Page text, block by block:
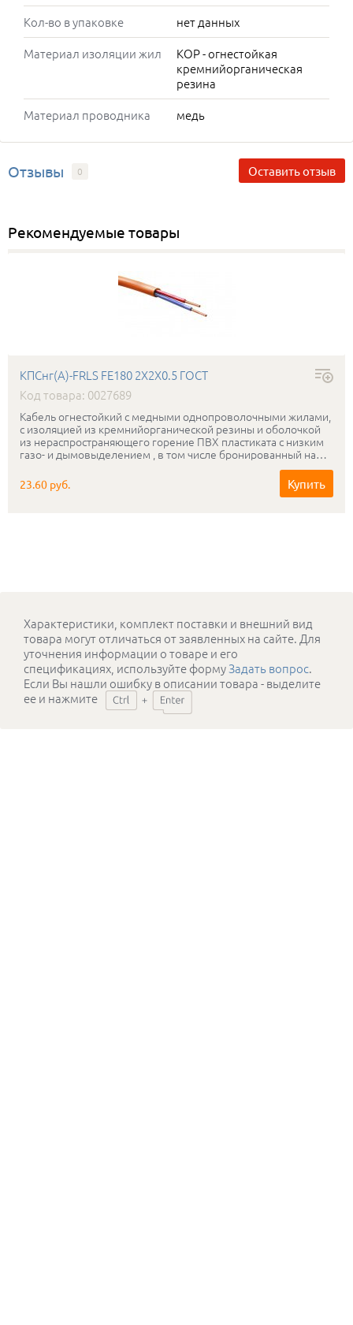
Кол-во в упаковке
нет данных
Материал изоляции жил
КОР - огнестойкая
кремнийорганическая
резина
Материал проводника
медь
Отзывы 0 Оставить отзыв
Рекомендуемые товары
КПСнг(А)-FRLS FE180 2Х2Х0.5 ГОСТ
Код товара: 0027689
Кабель огнестойкий с медными однопроволочными жилами,
с изоляцией из кремнийорганической резины и оболочкой
из нераспространяющего горение ПВХ пластиката с низким
газо- и дымовыделением , в том числе бронированный на
работоспособность в условиях открытого пламени в течении
180мин.
23.60 руб. Купить
Характеристики, комплект поставки и внешний вид
товара могут отличаться от заявленных на сайте. Для
уточнения информации о товаре и его
спецификациях, используйте формуЗадать вопрос.
Если Вы нашли ошибку в описании товара - выделите
ее и нажмите